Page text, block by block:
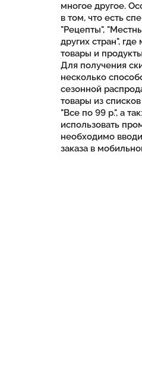
многое другое.
в том, что есть
"Рецепты",
других стран",
товары и
Для получения
несколько
сезонной
товары из
"Все по 99 р.", а
использовать
необходимо
заказа в